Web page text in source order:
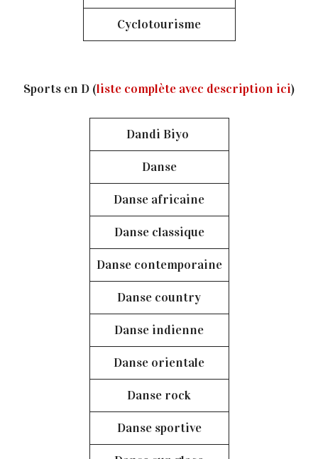
Cyclotourisme
Sports en D (liste complète avec description ici)
Dandi Biyo
Danse
Danse africaine
Danse classique
Danse contemporaine
Danse country
Danse indienne
Danse orientale
Danse rock
Danse sportive